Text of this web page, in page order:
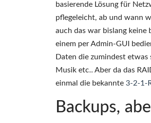
basierende Lösung für
pflegeleicht, ab und wann
auch das war bislang
einem per Admin-GUI
Daten die zumindest
Musik etc.. Aber da das
einmal die bekannte 3-2-1-
Backups,